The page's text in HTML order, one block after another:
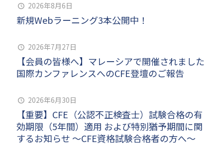
2026年8月6日
新規Webラーニング3本公開中！
2026年7月27日
【会員の皆様へ】マレーシアで開催されました
国際カンファレンスへのCFE登壇のご報告
2026年6月30日
【重要】CFE（公認不正検査士）試験合格の有
効期限（5年間）適用 および特別猶予期間に関
するお知らせ ～CFE資格試験合格者の方へ～